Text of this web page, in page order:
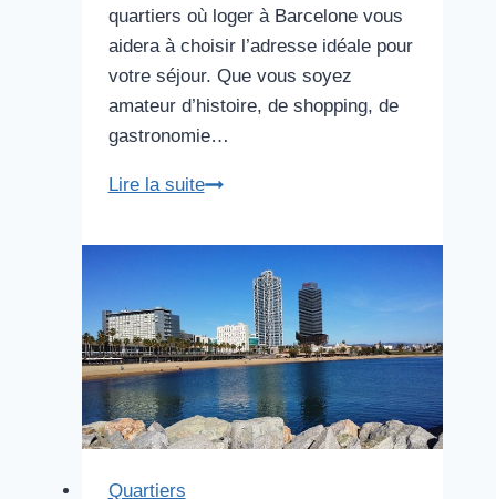
quartiers où loger à Barcelone vous
aidera à choisir l’adresse idéale pour
votre séjour. Que vous soyez
amateur d’histoire, de shopping, de
gastronomie…
Lire la suiteLes
quartiers
à
Barcelone
pour
un
séjour
Quartiers